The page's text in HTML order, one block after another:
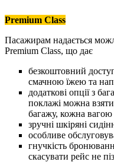
Premium Class
Пасажирам надається
Premium Class, що дає
безкоштовний
смачною їжею та
додаткові опції з
поклажі можна
багажу, кожна вагою
зручні шкіряні
особливе
гнучкість
скасувати рейс не